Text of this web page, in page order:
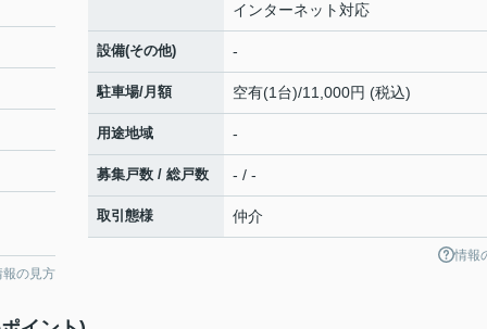
報の見方
インターネット対応
設備(その他) -
駐車場/月額 空有(1台)/11,000円 (税込)
用途地域 -
募集戸数 / 総戸数 - / -
取引態様 仲介
情報